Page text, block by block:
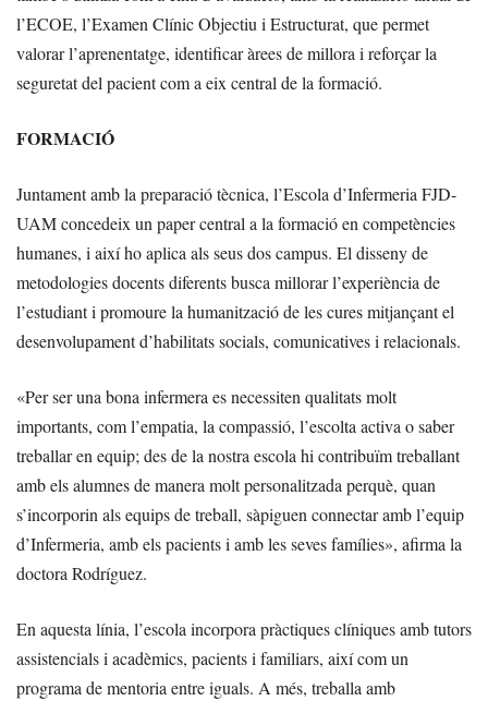
l’ECOE, l’Examen Clínic Objectiu i Estructurat, que permet
valorar l’aprenentatge, identificar àrees de millora i reforçar la
seguretat del pacient com a eix central de la formació.
FORMACIÓ
Juntament amb la preparació tècnica, l’Escola d’Infermeria FJD-
UAM concedeix un paper central a la formació en competències
humanes, i així ho aplica als seus dos campus. El disseny de
metodologies docents diferents busca millorar l’experiència de
l’estudiant i promoure la humanització de les cures mitjançant el
desenvolupament d’habilitats socials, comunicatives i relacionals.
«Per ser una bona infermera es necessiten qualitats molt
importants, com l’empatia, la compassió, l’escolta activa o saber
treballar en equip; des de la nostra escola hi contribuïm treballant
amb els alumnes de manera molt personalitzada perquè, quan
s’incorporin als equips de treball, sàpiguen connectar amb l’equip
d’Infermeria, amb els pacients i amb les seves famílies», afirma la
doctora Rodríguez.
En aquesta línia, l’escola incorpora pràctiques clíniques amb tutors
assistencials i acadèmics, pacients i familiars, així com un
programa de mentoria entre iguals. A més, treballa amb